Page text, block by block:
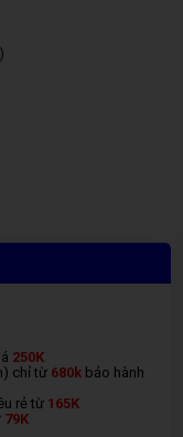
250K
chỉ từ 680k bảo hành
rẻ từ 165K
79K